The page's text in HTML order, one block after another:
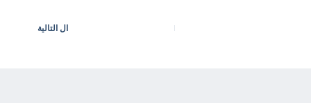
ال التالية